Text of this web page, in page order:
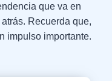
que va en
Recuerda que,
impulso importante.